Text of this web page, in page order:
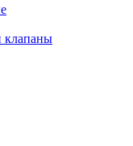
клапаны